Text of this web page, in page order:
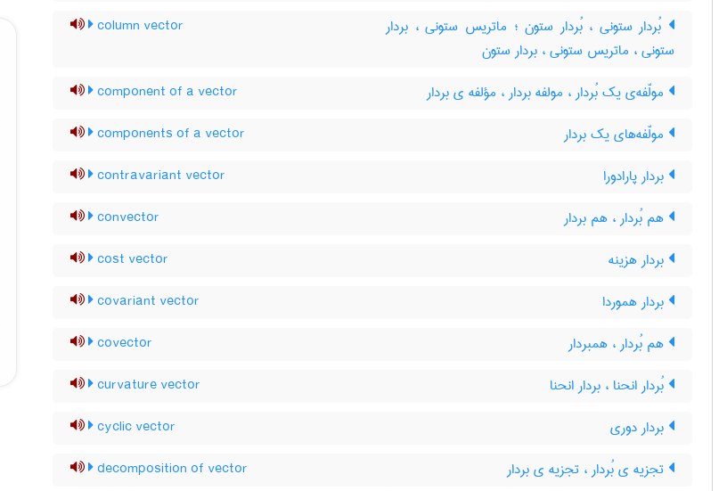
بُردار ستونی ، بُردار ستون ؛ ماتریس ستونی ، بردار
ستونی ، ماتریس ستونی ، بردار ستون
column vector
مولّفه‌ی یک بُردار ، مولفه بردار ، مؤلفه ی بردار component of a vector
مولّفه‌های یک بردار components of a vector
بردار پارادورا contravariant vector
هم بُردار ، هم بردار convector
بردار هزینه cost vector
بردار هموردا covariant vector
هم بُردار ، همبردار covector
بُردار انحنا ، بردار انحنا curvature vector
بردار دوری cyclic vector
تجزیه ی بُردار ، تجزیه ی بردار decomposition of vector